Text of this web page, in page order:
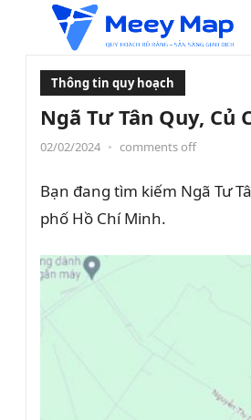
Thông tin quy hoạch
Ngã Tư Tân Quy,
02/02/2024 • comments off
Bạn đang tìm kiếm Ngã Tư
phố Hồ Chí Minh.